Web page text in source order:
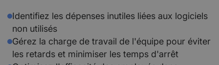
Identifiez les dépenses inutiles liées aux logiciels
non utilisés
Gérez la charge de travail de l'équipe pour éviter
les retards et minimiser les temps d'arrêt